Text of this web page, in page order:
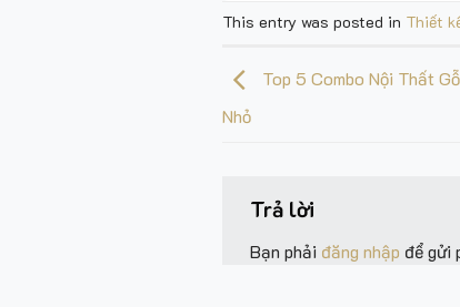
This entry was posted in Thiết
Top 5 Combo Nội Thất
Nhỏ
Trả lời
Bạn phải đăng nhập để gửi